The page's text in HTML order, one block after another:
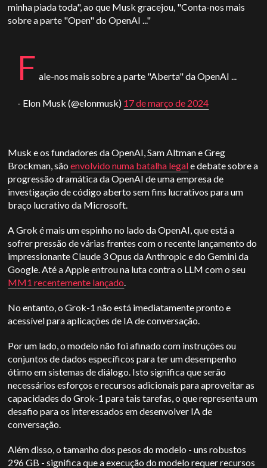
minha piada toda", ao que Musk gracejou, "Conta-nos mais
sobre a parte "Open" do OpenAI ..."
F ale-nos mais sobre a parte "Aberta" da OpenAI ...
- Elon Musk (@elonmusk) 17 de março de 2024
Musk e os fundadores da OpenAI, Sam Altman e Greg
Brockman, sãoenvolvido numa batalha legale debate sobre a
progressão dramática da OpenAI de uma empresa de
investigação de código aberto sem fins lucrativos para um
braço lucrativo da Microsoft.
A Grok é mais um espinho no lado da OpenAI, que está a
sofrer pressão de várias frentes com o recente lançamento do
impressionante Claude 3 Opus da Anthropic e do Gemini da
Google. Até a Apple entrou na luta contra o LLM com o seu
MM1 recentemente lançado.
No entanto, o Grok-1 não está imediatamente pronto e
acessível para aplicações de IA de conversação.
Por um lado, o modelo não foi afinado com instruções ou
conjuntos de dados específicos para ter um desempenho
ótimo em sistemas de diálogo. Isto significa que serão
necessários esforços e recursos adicionais para aproveitar as
capacidades do Grok-1 para tais tarefas, o que representa um
desafio para os interessados em desenvolver IA de
conversação.
Além disso, o tamanho dos pesos do modelo - uns robustos
296 GB - significa que a execução do modelo requer recursos